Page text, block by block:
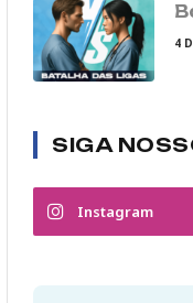
4
SIGA
Instagram